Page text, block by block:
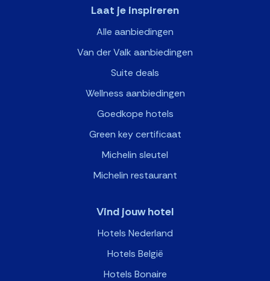
Laat je inspireren
Alle aanbiedingen
Van der Valk aanbiedingen
Suite deals
Wellness aanbiedingen
Goedkope hotels
Green key certificaat
Michelin sleutel
Michelin restaurant
Vind jouw hotel
Hotels Nederland
Hotels België
Hotels Bonaire